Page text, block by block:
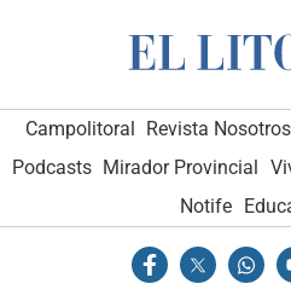
Campolitoral Revista Nosotros
Podcasts Mirador Provincial
Notife